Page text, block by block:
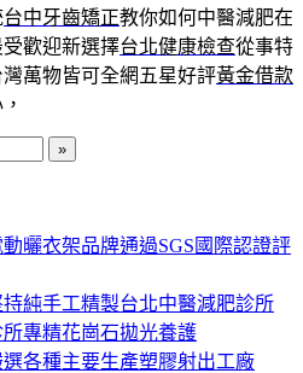
台中牙齒矯正教你如何中醫減肥在
歡迎新選擇台北健康檢查從事特
萬物皆可全網五星好評黃金借款
曬衣架品牌通過SGS國際認證評
純手工精製台北中醫減肥診所
專精花崗石拋光養護
各種主要生產塑膠射出工廠